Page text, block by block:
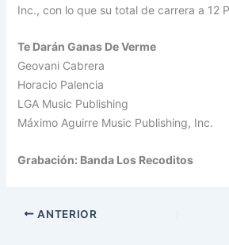
Inc., con lo que su total de carrera a 12
Te Darán Ganas De Verme
Geovani Cabrera
Horacio Palencia
LGA Music Publishing
Máximo Aguirre Music Publishing, Inc.
Grabación: Banda Los Recoditos
ANTERIOR